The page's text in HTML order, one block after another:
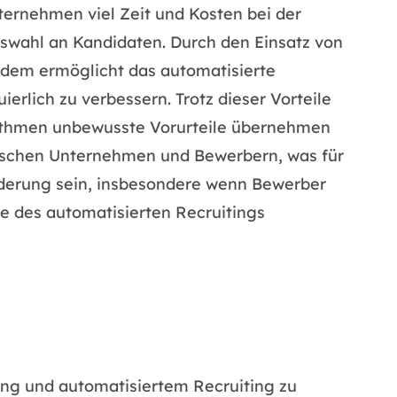
viel Zeit und Kosten bei der
an Kandidaten. Durch den Einsatz von
ermöglicht das automatisierte
zu verbessern. Trotz dieser Vorteile
unbewusste Vorurteile übernehmen
Unternehmen und Bewerbern, was für
sein, insbesondere wenn Bewerber
des automatisierten Recruitings
und automatisiertem Recruiting zu